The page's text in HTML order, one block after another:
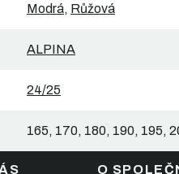
Modrá, Růžová
ALPINA
24/25
165, 170, 180, 190, 195,
O